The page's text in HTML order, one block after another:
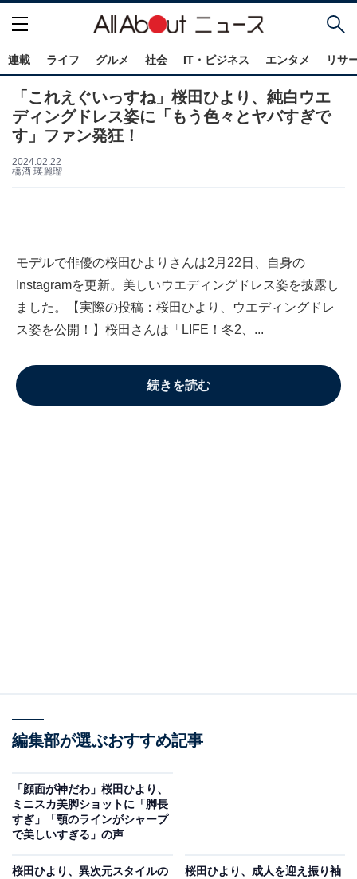
連載 ライフ グルメ 社会 IT・ビジネス エンタメ リサ
「これえぐいっすね」桜田ひより、純白ウエ
ディングドレス姿に「もう色々とヤバすぎで
す」ファン発狂！
2024.02.22
橋酒 瑛麗瑠
モデルで俳優の桜田ひよりさんは2月22日、自身の
Instagramを更新。美しいウエディングドレス姿を披露し
ました。【実際の投稿：桜田ひより、ウエディングドレ
ス姿を公開！】桜田さんは「LIFE！冬2、...
続きを読む
編集部が選ぶおすすめ記事
「顔面が神だわ」桜田ひより、
ミニスカ美脚ショットに「脚長
すぎ」「顎のラインがシャープ
で美しいすぎる」の声
桜田ひより、異次元スタイルの
桜田ひより、成人を迎え振り袖